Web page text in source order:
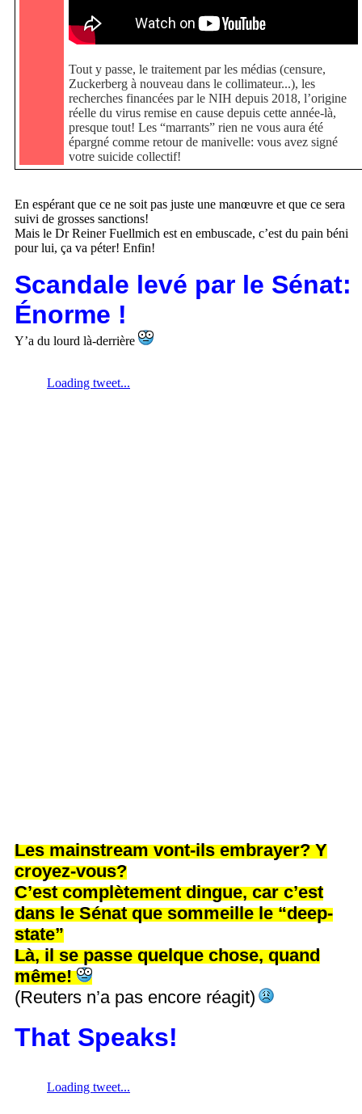
Tout y passe, le traitement par les médias (censure,
Zuckerberg à nouveau dans le collimateur...), les
recherches financées par le NIH depuis 2018, l’origine
réelle du virus remise en cause depuis cette année-là,
presque tout! Les “marrants” rien ne vous aura été
épargné comme retour de manivelle: vous avez signé
votre suicide collectif!
En espérant que ce ne soit pas juste une manœuvre et que ce sera
suivi de grosses sanctions!
Mais le Dr Reiner Fuellmich est en embuscade, c’est du pain béni
pour lui, ça va péter! Enfin!
Scandale levé par le Sénat:
Énorme !
Y’a du lourd là-derrière
Les mainstream vont-ils embrayer? Y
croyez-vous?
C’est complètement dingue, car c’est
dans le Sénat que sommeille le “deep-
state”
Là, il se passe quelque chose, quand
même!
(Reuters n’a pas encore réagit)
That Speaks!